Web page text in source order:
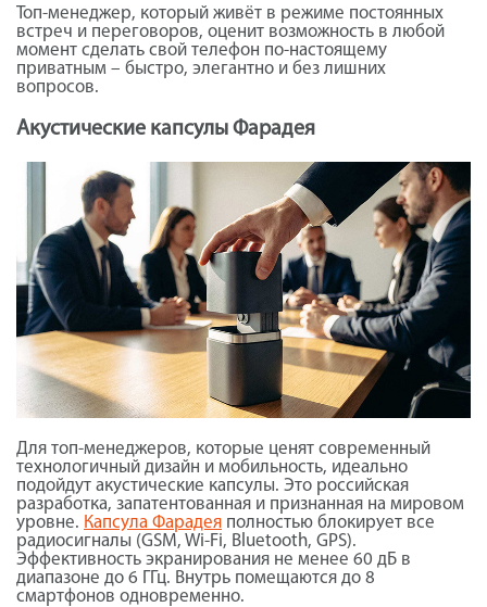
Топ-менеджер, который живёт в режиме постоянных
встреч и переговоров, оценит возможность в любой
момент сделать свой телефон по-настоящему
приватным – быстро, элегантно и без лишних
вопросов.
Акустические капсулы Фарадея
Для топ-менеджеров, которые ценят современный
технологичный дизайн и мобильность, идеально
подойдут акустические капсулы. Это российская
разработка, запатентованная и признанная на мировом
уровне. Капсула Фарадея полностью блокирует все
радиосигналы (GSM, Wi-Fi, Bluetooth, GPS).
Эффективность экранирования не менее 60 дБ в
диапазоне до 6 ГГц. Внутрь помещаются до 8
смартфонов одновременно.